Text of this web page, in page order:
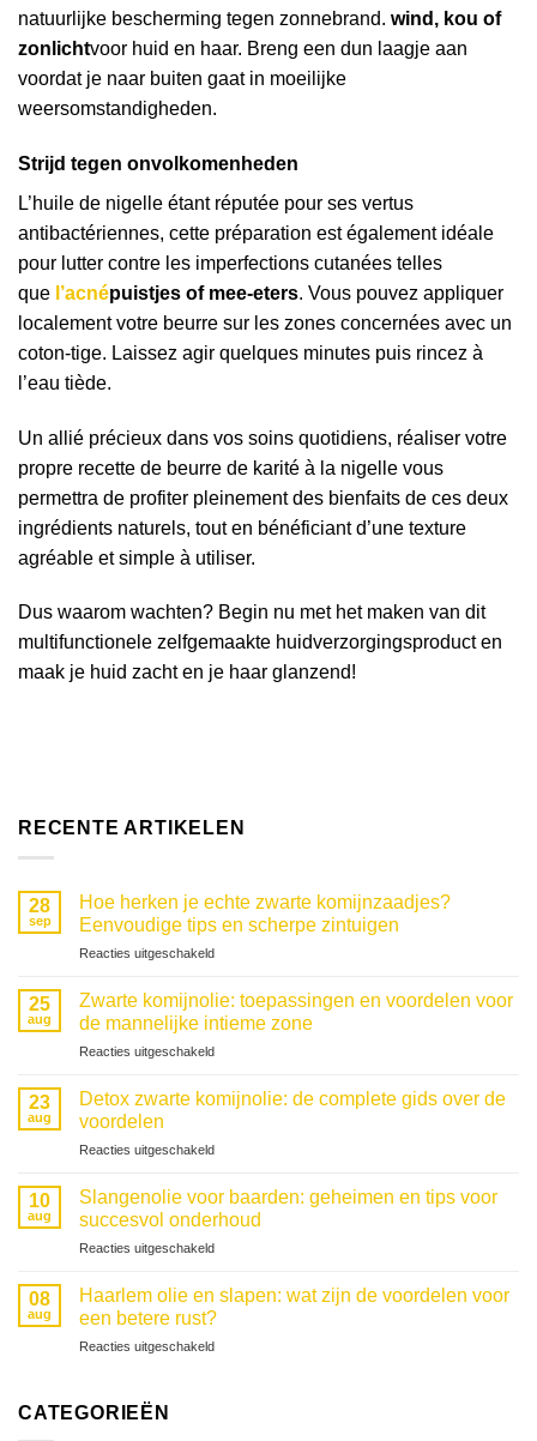
natuurlijke bescherming tegen zonnebrand. wind, kou of
zonlichtvoor huid en haar. Breng een dun laagje aan
voordat je naar buiten gaat in moeilijke
weersomstandigheden.
Strijd tegen onvolkomenheden
L’huile de nigelle étant réputée pour ses vertus
antibactériennes, cette préparation est également idéale
pour lutter contre les imperfections cutanées telles
que l’acnépuistjes of mee-eters. Vous pouvez appliquer
localement votre beurre sur les zones concernées avec un
coton-tige. Laissez agir quelques minutes puis rincez à
l’eau tiède.
Un allié précieux dans vos soins quotidiens, réaliser votre
propre recette de beurre de karité à la nigelle vous
permettra de profiter pleinement des bienfaits de ces deux
ingrédients naturels, tout en bénéficiant d’une texture
agréable et simple à utiliser.
Dus waarom wachten? Begin nu met het maken van dit
multifunctionele zelfgemaakte huidverzorgingsproduct en
maak je huid zacht en je haar glanzend!
RECENTE ARTIKELEN
28
sep
Hoe herken je echte zwarte komijnzaadjes?
Eenvoudige tips en scherpe zintuigen
Reacties uitgeschakeldvoor
reconnaître
vraie
graine
nigelle
simples
sens
à
25
aug
Zwarte komijnolie: toepassingen en voordelen voor
de mannelijke intieme zone
Reacties uitgeschakeldvoor
nigelle
usages
bienfaits
pour
zone
masculine
23
aug
Detox zwarte komijnolie: de complete gids over de
voordelen
Reacties uitgeschakeldvoor
nigelle
detox :
le
complet
pour
de
10
aug
Slangenolie voor baarden: geheimen en tips voor
succesvol onderhoud
Reacties uitgeschakeldvoor
serpent
la
08
aug
Haarlem olie en slapen: wat zijn de voordelen voor
een betere rust?
Reacties uitgeschakeldvoor
CATEGORIEËN